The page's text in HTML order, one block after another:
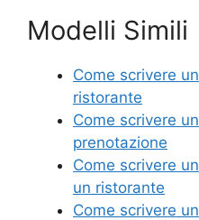
c
e
b
o
o
k
itt
er
er
e
st
ai
l
Modelli Simili
Come scrivere
ristorante
Come scrivere
prenotazione
Come scrivere
un ristorante
Come scrivere